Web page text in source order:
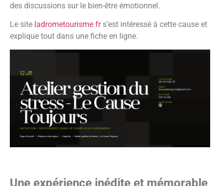
des discussions sur le bien-être émotionnel.
Le site ladrometourisme.fr s’est intéressé à cette cause et
explique tout dans une fiche en ligne.
Une expérience inédite et mémorable